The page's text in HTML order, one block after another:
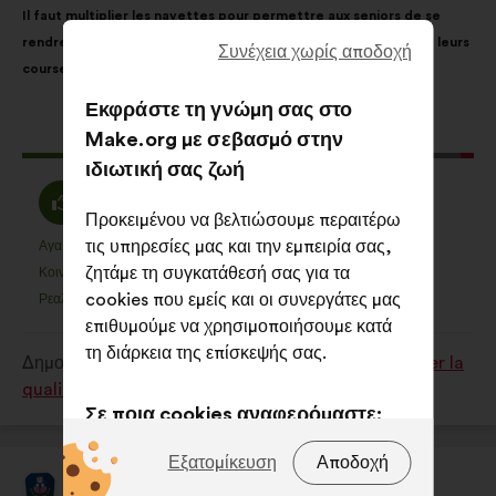
της
πρότασης:
Il faut multiplier les navettes pour permettre aux seniors de se
rendre facilement à leurs rendez-vous médicaux ou pour faire leurs
courses.
Η
πρόταση
έλαβε:
411 ψήφοι
κατανομή:
Συμφωνώ
:
πρόταση
χαρακτηρίζεται
ως
εξής:
Αγαπημένη
: 59
φορές
Κοινότοπη
: 20
φορές
Ρεαλιστική
: 131
φορές
ψήφος
:
Η
πρόταση
αυτή
χαρακτηρίζεται
ως
Δεν έχω άποψη
:φορές
Δεν είναι κατανοητή
:φορές
Αδιάφορη
:φορές
Δημοσιεύτηκε στη διαβούλευση Comment améliorer la
qualité de vie des seniors dans notre société ?
Lire Et Faire Lire
Συνέχεια χωρίς αποδοχή
Εκφράστε τη γνώμη σας στο
Make.org με σεβασμό στην
ιδιωτική σας ζωή
Προκειμένου να βελτιώσουμε περαιτέρω
τις υπηρεσίες μας και την εμπειρία σας,
ζητάμε τη συγκατάθεσή σας για τα
cookies που εμείς και οι συνεργάτες μας
επιθυμούμε να χρησιμοποιήσουμε κατά
τη διάρκεια της επίσκεψής σας.
Σε ποια cookies αναφερόμαστε;
Τεχνικά:cookies που είναι
απαραίτητα για τη λειτουργία του
Αποδοχή
Εξατομίκευση